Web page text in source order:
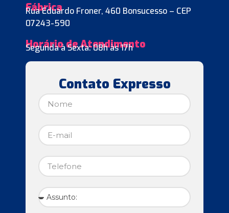
Fábrica
Rua Eduardo Froner, 460 Bonsucesso – CEP
07243-590
Horário de Atendimento
Segunda à Sexta: 08h às 17h
Contato Expresso